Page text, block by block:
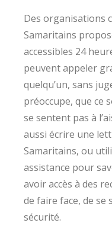
Des organisations
Samaritains
accessibles 24
peuvent appeler
quelqu’un, sans
préoccupe, que ce
se sentent pas à
aussi écrire une
Samaritains, ou
assistance pour
avoir accès à des
de faire face, de se
sécurité.